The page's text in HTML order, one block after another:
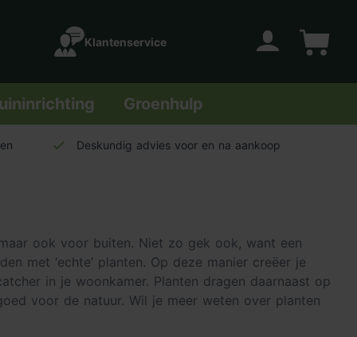
Klantenservice
Groenhulp
Deskundig advies voor en na aankoop
ook voor buiten. Niet zo gek ook, want een
met ‘echte’ planten. Op deze manier creëer je
in je woonkamer. Planten dragen daarnaast op
voor de natuur. Wil je meer weten over planten